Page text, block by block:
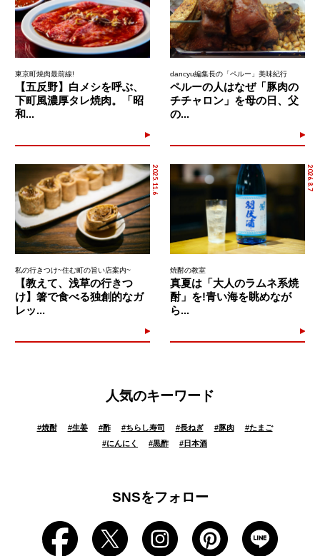
東京町焼肉最前線!
【五反野】白メシを呼ぶ、
下町風濃厚タレ焼肉。「昭
和...
dancyu編集長の「ペルー」美味紀行
ペルーの人はなぜ「豚肉の
チチャロン」を母の日、父
の...
2025.11.6
私の行きつけ~住む町の旨い店案内~
【教えて、浅草の行きつ
け】箸で食べる独創的なガ
レッ...
2026.8.7
焼酎の教室
真夏は「大人のラムネ系焼
酎」を!青い海を眺めなが
ら...
人気のキーワード
#焼酎 #生姜 #酢 #ちらし寿司 #長ねぎ #豚肉 #たまご
#にんにく #黒酢 #日本酒
SNSをフォロー